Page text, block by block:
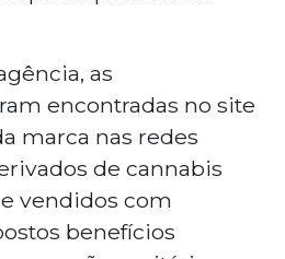
por falhas na
foram
Oficial.as
encontradas no site
marca nas redes
de cannabis
vendidos com
benefícios